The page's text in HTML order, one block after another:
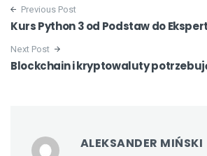
Previous Post
Kurs Python 3 od Podstaw do
Next Post
Blockchain i kryptowaluty
ALEKSANDER MIŃSKI